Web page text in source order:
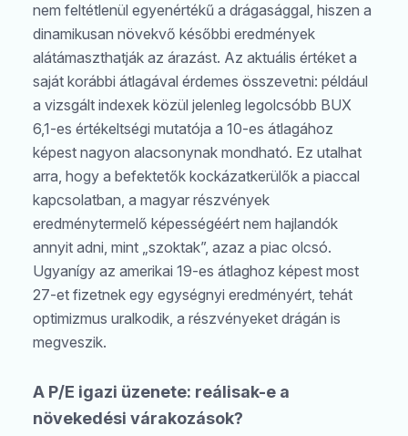
nem feltétlenül egyenértékű a drágasággal, hiszen a
dinamikusan növekvő későbbi eredmények
alátámaszthatják az árazást. Az aktuális értéket a
saját korábbi átlagával érdemes összevetni: például
a vizsgált indexek közül jelenleg legolcsóbb BUX
6,1-es értékeltségi mutatója a 10-es átlagához
képest nagyon alacsonynak mondható. Ez utalhat
arra, hogy a befektetők kockázatkerülők a piaccal
kapcsolatban, a magyar részvények
eredménytermelő képességéért nem hajlandók
annyit adni, mint „szoktak”, azaz a piac olcsó.
Ugyanígy az amerikai 19-es átlaghoz képest most
27-et fizetnek egy egységnyi eredményért, tehát
optimizmus uralkodik, a részvényeket drágán is
megveszik.
A P/E igazi üzenete: reálisak-e a
növekedési várakozások?